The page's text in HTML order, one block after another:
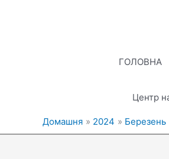
ГОЛОВНА
Центр
Домашня 2024 Березень